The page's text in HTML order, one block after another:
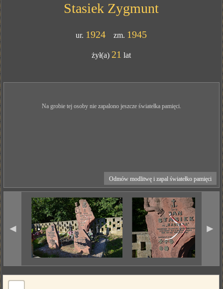
Stasiek Zygmunt
ur. 1924 zm. 1945
żył(a) 21 lat
Na grobie tej osoby nie zapalono jeszcze światełka pamięci.
Odmów modlitwę i zapal światełko pamięci
◄ ►